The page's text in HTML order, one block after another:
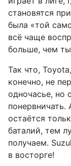
становятся
была «той
всё чаще
больше, чем
Так что,
конечно, не
одночасье, но
остаётся
баталий, тем
получаем.
в восторге!